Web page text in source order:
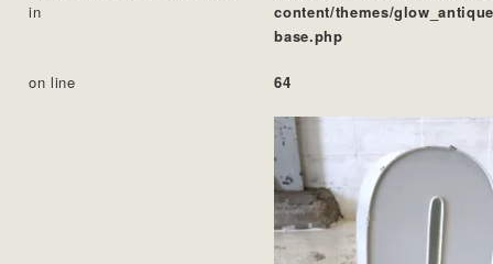
in
content/themes/
base.php
on line 64